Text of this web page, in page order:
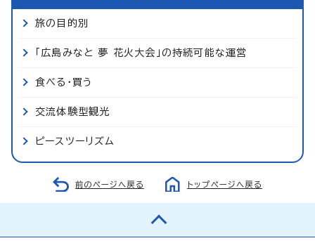
旅の目的別
「広島みなと 夢 花火大会」の持続可能な運営
食べる・買う
交流体験型観光
ピースツーリズム
前のページへ戻る トップページへ戻る